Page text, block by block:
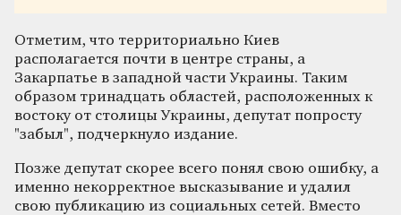
Отметим, что территориально Киев
располагается почти в центре страны, а
Закарпатье в западной части Украины. Таким
образом тринадцать областей, расположенных к
востоку от столицы Украины, депутат попросту
"забыл", подчеркнуло издание.
Позже депутат скорее всего понял свою ошибку, а
именно некорректное высказывание и удалил
свою публикацию из социальных сетей. Вместо